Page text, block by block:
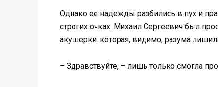
Однако ее надежды разбились в пух и
строгих очках. Михаил Сергеевич был
акушерки, которая, видимо, разума
– Здравствуйте, – лишь только смогла